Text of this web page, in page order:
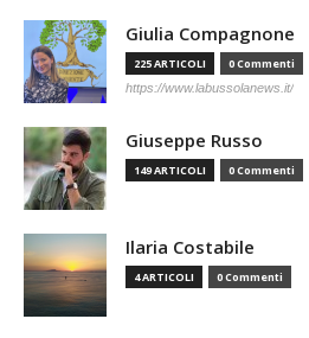
Giulia Compagnone
225 ARTICOLI 0 Commenti
https://www.labussolanews.it/
Giuseppe Russo
149 ARTICOLI 0 Commenti
Ilaria Costabile
4 ARTICOLI 0 Commenti